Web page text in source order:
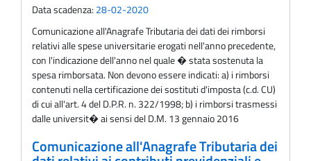
Data scadenza: 28-02-2020
Comunicazione all'Anagrafe Tributaria dei dati dei rimborsi
relativi alle spese universitarie erogati nell'anno precedente,
con l'indicazione dell'anno nel quale � stata sostenuta la
spesa rimborsata. Non devono essere indicati: a) i rimborsi
contenuti nella certificazione dei sostituti d'imposta (c.d. CU)
di cui all'art. 4 del D.P.R. n. 322/1998; b) i rimborsi trasmessi
dalle universit� ai sensi del D.M. 13 gennaio 2016
Comunicazione all'Anagrafe Tributaria dei